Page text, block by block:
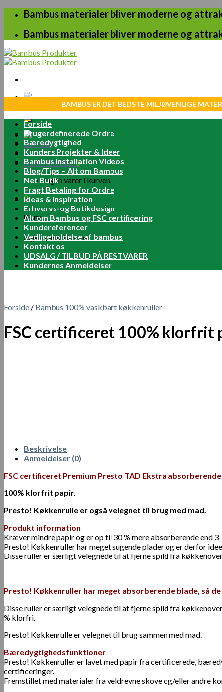
Skip
content
Bambus materialer bliver moderne og
Bambus materialer bliver moderne og
efter:
Log ind
Kurv /0.00kr.0
Ingen varer i kurven.
0
Kurv
Ingen varer i kurven.
BAMBUS ER DET BEDSTE MILJØVENLIGE
Forside
Brugerdefinerede Ordre
Bæredygtighed
Kunders Projekter & Ideer
Bambus Installation Videos
Blog/Tips – Alt om Bambus
Net Butik
Fragt Betaling for Ordre
Ideas & Inspiration
Erhvervs-og Butikdesign
Alt om Bambus og FSC certificering
Kundereferencer
Vedligeholdelse af bambus
Kontakt os
UDSALG / TILBUD PÅ RESTVARER
Kundernes Anmeldelser
Forside / Bambus 100% vaskbart køkkenruller
FSC certificeret 100% klorfrit
Beskrivelse
Anmeldelser (0)
FSC certificeret Premium Presto TAD Ekstra
100% klorfrit papir.
Presto! Køkkenrulle er også velegnet til brug med mad.
Produkt information
Kræver mindre papir og er op til 30 % mere absorberende end
Presto! Køkkenruller har meget sugende plader og er derfor
Disse ruller er særligt velegnede til at fjerne spild fra
Presto! Køkkenruller har meget absorberende blade, så
Disse ruller er særligt velegnede til at fjerne spild fra
% klorfri.
Presto! Køkkenrulle er velegnet til brug sammen med mad.
Bæredygtighedsfunktioner
Presto! Køkkenruller er lavet med papir fra certificerede,
certificeringer.
Fremstillet med materialer fra veldrevne skove og/eller andre